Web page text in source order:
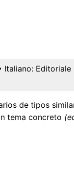
Italiano: Editoriale
de tipos
tema concreto